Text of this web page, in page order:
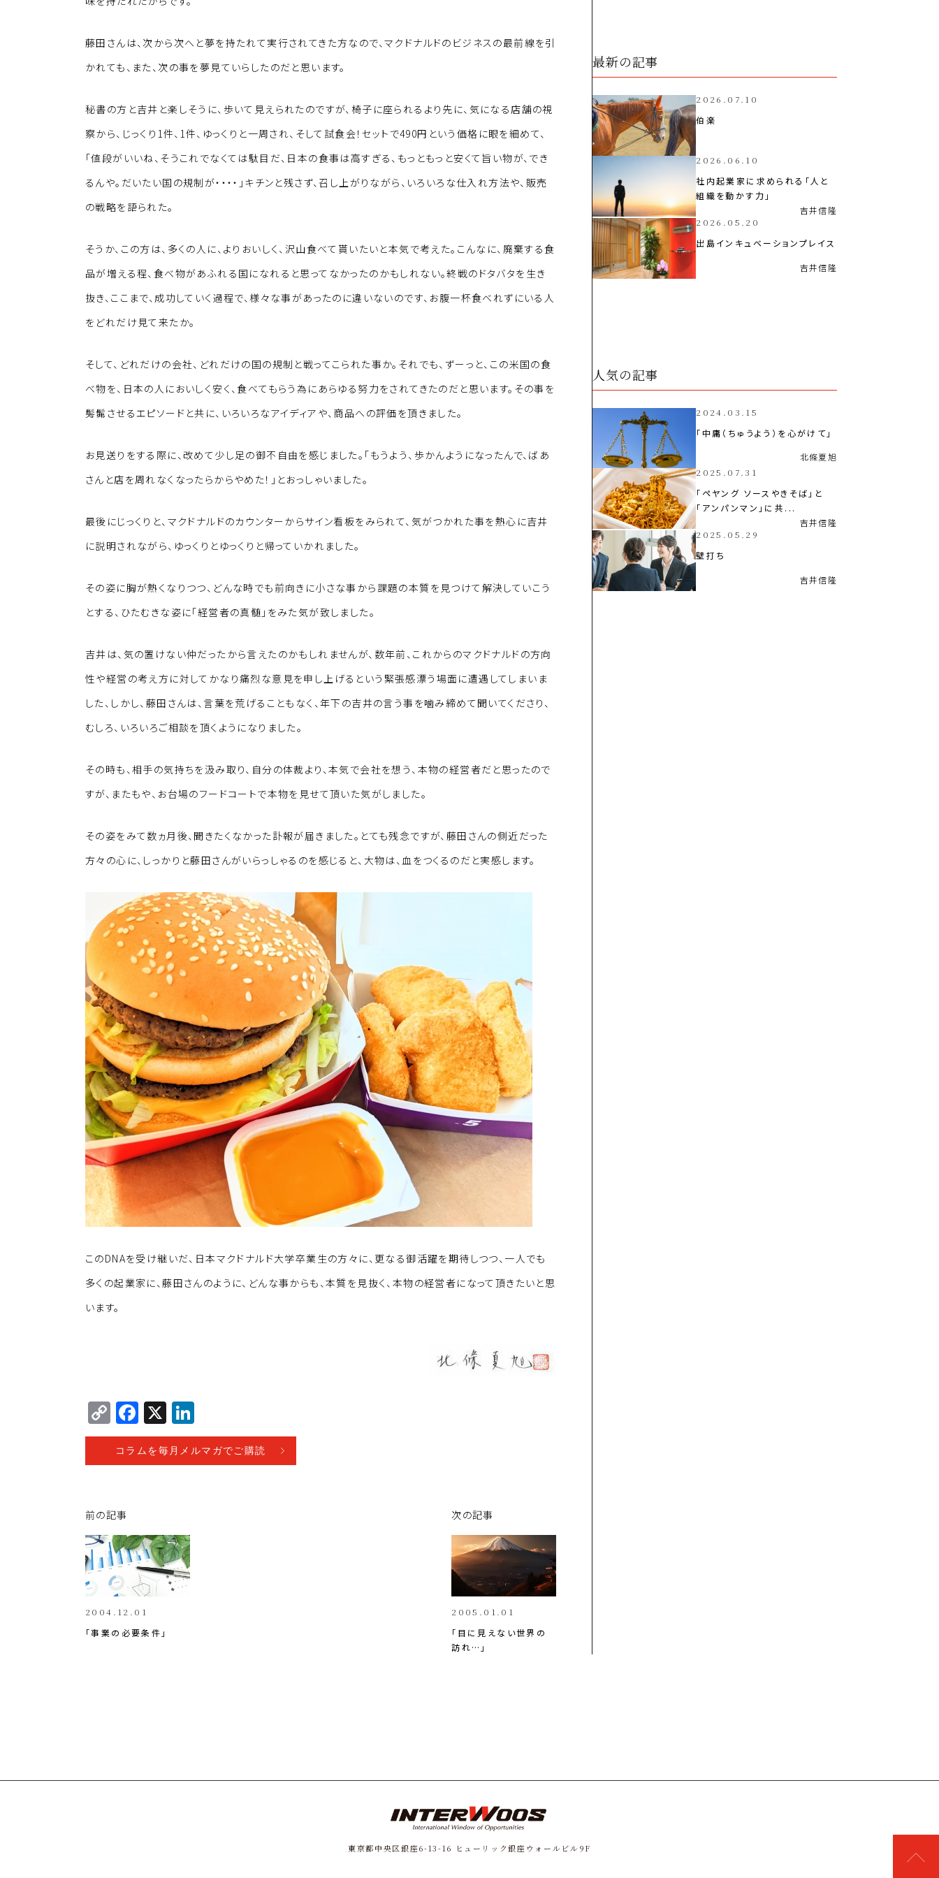
k o
k
藤田さんは、次から次へと夢を持たれて実行されてきた方なので、マクドナルドのビジネスの最前線を引
かれても、また、次の事を夢見ていらしたのだと思います。
秘書の方と吉井と楽しそうに、歩いて見えられたのですが、椅子に座られるより先に、気になる店舗の視
察から、じっくり1件、1件、ゆっくりと一周され、そして試食会！セットで490円という価格に眼を細めて、
「値段がいいね、そうこれでなくては駄目だ、日本の食事は高すぎる、もっともっと安くて旨い物が、でき
るんや。だいたい国の規制が・・・・」キチンと残さず、召し上がりながら、いろいろな仕入れ方法や、販売
の戦略を語られた。
そうか、この方は、多くの人に、よりおいしく、沢山食べて貰いたいと本気で考えた。こんなに、廃棄する食
品が増える程、食べ物があふれる国になれると思ってなかったのかもしれない。終戦のドタバタを生き
抜き、ここまで、成功していく過程で、様々な事があったのに違いないのです、お腹一杯食べれずにいる人
をどれだけ見て来たか。
そして、どれだけの会社、どれだけの国の規制と戦ってこられた事か。それでも、ずーっと、この米国の食
べ物を、日本の人においしく安く、食べてもらう為にあらゆる努力をされてきたのだと思います。その事を
髣髴させるエピソードと共に、いろいろなアイディアや、商品への評価を頂きました。
お見送りをする際に、改めて少し足の御不自由を感じました。「もうよう、歩かんようになったんで、ばあ
さんと店を周れなくなったらからやめた！」とおっしゃいました。
最後にじっくりと、マクドナルドのカウンターからサイン看板をみられて、気がつかれた事を熱心に吉井
に説明されながら、ゆっくりとゆっくりと帰っていかれました。
その姿に胸が熱くなりつつ、どんな時でも前向きに小さな事から課題の本質を見つけて解決していこう
とする、ひたむきな姿に「経営者の真髄」をみた気が致しました。
吉井は、気の置けない仲だったから言えたのかもしれませんが、数年前、これからのマクドナルドの方向
性や経営の考え方に対してかなり痛烈な意見を申し上げるという緊張感漂う場面に遭遇してしまいま
した、しかし、藤田さんは、言葉を荒げることもなく、年下の吉井の言う事を噛み締めて聞いてくださり、
むしろ、いろいろご相談を頂くようになりました。
その時も、相手の気持ちを汲み取り、自分の体裁より、本気で会社を想う、本物の経営者だと思ったので
すが、またもや、お台場のフードコートで本物を見せて頂いた気がしました。
その姿をみて数ヵ月後、聞きたくなかった訃報が届きました。とても残念ですが、藤田さんの側近だった
方々の心に、しっかりと藤田さんがいらっしゃるのを感じると、大物は、血をつくるのだと実感します。
このDNAを受け継いだ、日本マクドナルド大学卒業生の方々に、更なる御活躍を期待しつつ、一人でも
多くの起業家に、藤田さんのように、どんな事からも、本質を見抜く、本物の経営者になって頂きたいと思
います。
C
o
p
Li
n
k
F
a
c
o
k
X
n
k
コラムを毎月メルマガでご購読
前の記事
2004.12.01
「事業の必要条件」
次の記事
2005.01.01
「目に見えない世界の
訪れ…」
最新の記事
2026.07.10
伯楽
2026.06.10
社内起業家に求められる「人と
組織を動かす力」
吉井信隆
2026.05.20
出島インキュベーションプレイス
吉井信隆
人気の記事
2024.03.15
「中庸（ちゅうよう）を心がけて」
北條夏旭
2025.07.31
「ペヤング ソースやきそば」と
「アンパンマン」に共...
吉井信隆
2025.05.29
壁打ち
吉井信隆
東京都中央区銀座6-13-16 ヒューリック銀座ウォールビル9F